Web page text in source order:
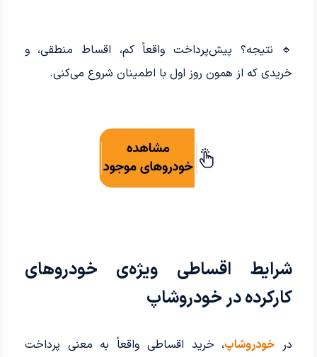
🔹 نتیجه؟ پیش‌پرداخت واقعاً کم، اقساط منطقی، و
خریدی که از همون روز اول با اطمینان شروع می‌کنی.
شرایط اقساطی ویژه‌ی خودروهای
کارکرده در خودروشاپ
در خودروشاپ، خرید اقساطی واقعاً به معنی پرداخت